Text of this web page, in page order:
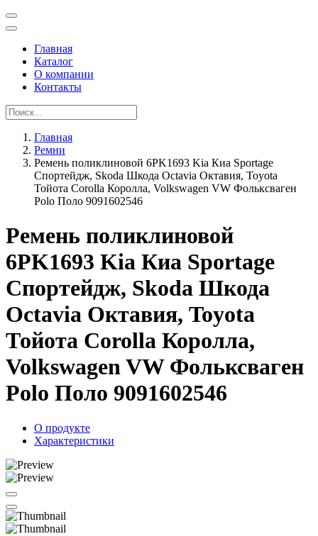
Главная
Каталог
О компании
Контакты
Главная
Ремни
Ремень поликлиновой 6PK1693 Kia Киа Sportage
Спортейдж, Skoda Шкода Octavia Октавия, Toyota
Тойота Corolla Королла, Volkswagen VW Фольксваген
Polo Поло 9091602546
Ремень поликлиновой
6PK1693 Kia Киа Sportage
Спортейдж, Skoda Шкода
Octavia Октавия, Toyota
Тойота Corolla Королла,
Volkswagen VW Фольксваген
Polo Поло 9091602546
О продукте
Характеристики